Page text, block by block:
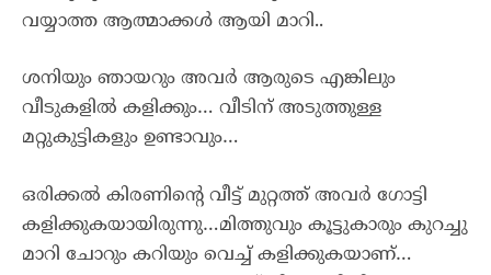
വയ്യാത്ത ആത്മാക്കൾ ആയി മാറി..
ശനിയും ഞായറും അവർ ആരുടെ എങ്കിലും
വീടുകളിൽ കളിക്കും… വീടിന് അടുത്തുള്ള
മറ്റുകുട്ടികളും ഉണ്ടാവും…
ഒരിക്കൽ കിരണിന്റെ വീട്ട് മുറ്റത്ത് അവർ ഗോട്ടി
കളിക്കുകയായിരുന്നു…മിത്തുവും കൂട്ടുകാരും കുറച്ചു
മാറി ചോറും കറിയും വെച്ച് കളിക്കുകയാണ്…